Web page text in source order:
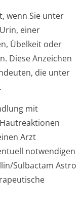
wenn Sie unter
einer
Übelkeit oder
Diese Anzeichen
die unter
mit
Arzt
notwendigen
Sul­bactam Astro